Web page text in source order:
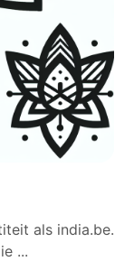
als india.be.
...